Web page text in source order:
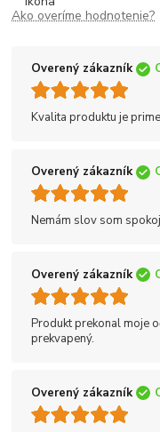
Ako overíme hodnotenie?
Overený zákazník
Kvalita produktu je
Overený zákazník
Nemám slov som
Overený zákazník
Produkt prekonal moje
prekvapený.
Overený zákazník